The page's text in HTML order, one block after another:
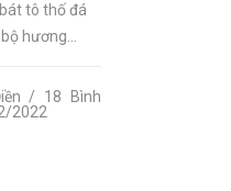
tô thố đá
hương...
/ 18 Bình
2022